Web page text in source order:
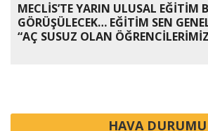
MECLİS’TE YARIN ULUSAL EĞİTİM
GÖRÜŞÜLECEK… EĞİTİM SEN
“AÇ SUSUZ OLAN
HAVA DURUMU